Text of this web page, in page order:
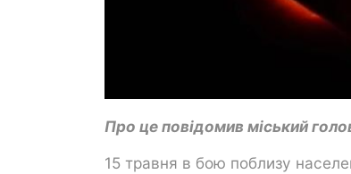
Про це повідомив міський
15 травня в бою поблизу